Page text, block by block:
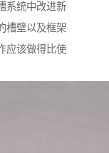
系统中改进新
槽壁以及框架
应该做得比使